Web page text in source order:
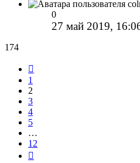
0
27 май 2019,
174
1
2
3
4
5
…
12